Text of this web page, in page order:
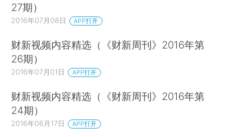
27期）
2016年07月08日 APP打开
财新视频内容精选（《财新周刊》2016年第
26期）
2016年07月01日 APP打开
财新视频内容精选（《财新周刊》2016年第
24期）
2016年06月17日 APP打开